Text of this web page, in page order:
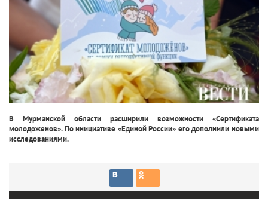
В Мурманской области расширили возможности «Сертификата
молодоженов». По инициативе «Единой России» его дополнили новыми
исследованиями.